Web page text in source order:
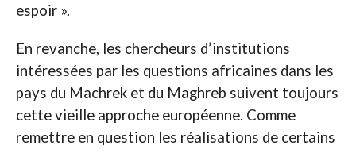
espoir ».
En revanche, les chercheurs d’institutions
intéressées par les questions africaines dans les
pays du Machrek et du Maghreb suivent toujours
cette vieille approche européenne. Comme
remettre en question les réalisations de certains